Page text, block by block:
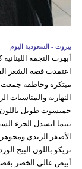
بيروت - السعودية اليوم
أبهرت النجمة
اعتمدت قصة الشعر
مبتكرة وخاطفة جمعت
النهارية والمناسبات
جمبسوت طويل باللون
بينما انسدل الجزء
الأصفر الزبدي
تريكو باللون البيج
أبيض عالي الخصر